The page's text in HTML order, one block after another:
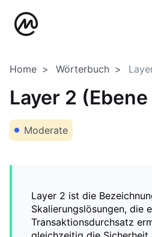
Home Wörterbuch
Layer 2 (Ebene
Moderate
Layer 2 ist die
Skalierungslösungen, die
Transaktionsdurchsatz